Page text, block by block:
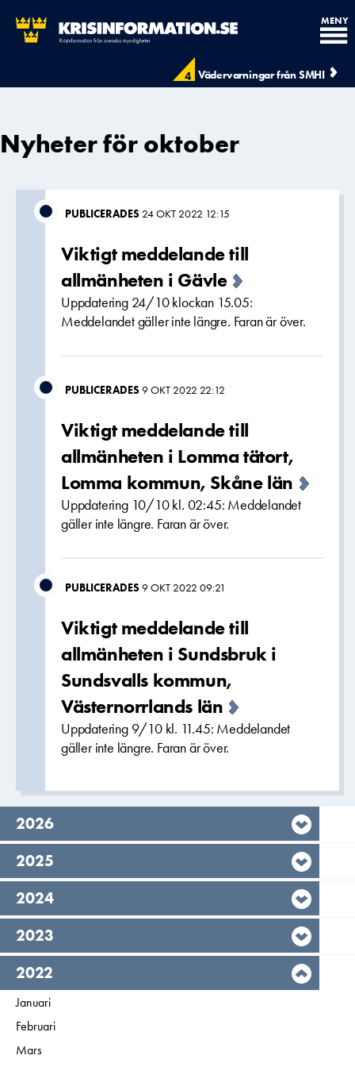
4 Vädervarningar från SMHI
MENY
Nyheter för oktober
PUBLICERADES 24 OKT 2022 12:15
Viktigt meddelande till
allmänheten i Gävle
Uppdatering 24/10 klockan 15.05:
Meddelandet gäller inte längre. Faran är över.
PUBLICERADES9 OKT 2022 22:12
Viktigt meddelande till
allmänheten i Lomma tätort,
Lomma kommun, Skåne län
Uppdatering 10/10 kl. 02:45: Meddelandet
gäller inte längre. Faran är över.
PUBLICERADES9 OKT 2022 09:21
Viktigt meddelande till
allmänheten i Sundsbruk i
Sundsvalls kommun,
Västernorrlands län
Uppdatering 9/10 kl. 11.45: Meddelandet
gäller inte längre. Faran är över.
År,
2026
År,
2025
År,
2024
År,
2023
År,
2022
Filtrera på
Januari
Filtrera på
Februari
Filtrera på
Mars